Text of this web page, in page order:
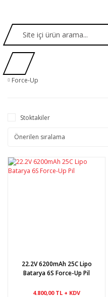
Force-Up
Stoktakiler
22.2V 6200mAh 25C Lipo
Batarya 6S Force-Up Pil
4.800,00 TL + KDV